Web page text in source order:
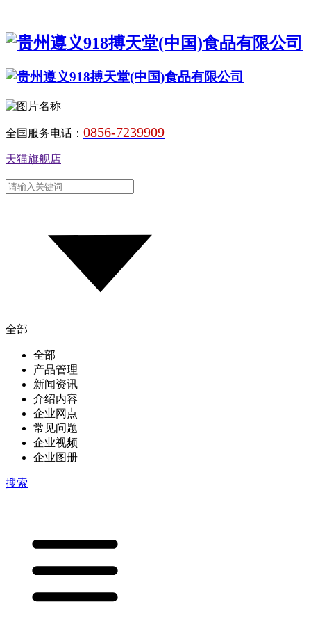
全国服务电话： 0856-7239909
天猫旗舰店
全部
全部
产品管理
新闻资讯
介绍内容
企业网点
常见问题
企业视频
企业图册
搜索